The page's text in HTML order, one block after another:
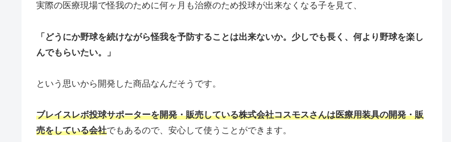
実際の医療現場で怪我のために何ヶ月も治療のため投球が出来なくなる子を見て、
「どうにか野球を続けながら怪我を予防することは出来ないか。少しでも長く、何より野球を楽し
んでもらいたい。」
という思いから開発した商品なんだそうです。
ブレイスレボ投球サポーターを開発・販売している株式会社コスモスさんは医療用装具の開発・販
売をしている会社でもあるので、安心して使うことができます。